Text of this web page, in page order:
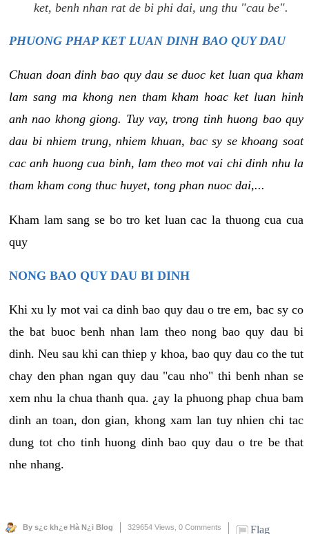
ket, benh nhan rat de bi phi dai, ung thu "cau be".
PHUONG PHAP KET LUAN DINH BAO QUY DAU
Chuan doan dinh bao quy dau se duoc ket luan qua kham
lam sang ma khong nen tham kham hoac ket luan hinh
anh nao khong giong. Tuy vay, trong tinh huong bao quy
dau bi nhiem trung, nhiem khuan, bac sy se khoang soat
cac anh huong cua binh, lam theo mot vai chi dinh nhu la
tham kham cong thuc huyet, tong phan nuoc dai,...
Kham lam sang se bo tro ket luan cac la thuong cua cua
quy
NONG BAO QUY DAU BI DINH
Khi xu ly mot vai ca dinh bao quy dau o tre em, bac sy co
the bat buoc benh nhan lam theo nong bao quy dau bi
dinh. Neu sau khi can thiep y khoa, bao quy dau co the tut
chay den phan ngan quy dau "cau nho" thi benh nhan se
xem nhu la chua thanh qua. ¿ay la phuong phap chua bam
dinh an toan, don gian, khong xam lan tuy nhien chi tac
dung tot cho tinh huong dinh bao quy dau o tre be that
nhe nhang.
By s¿c kh¿e Hà N¿i Blog 329654 Views, 0 Comments Flag